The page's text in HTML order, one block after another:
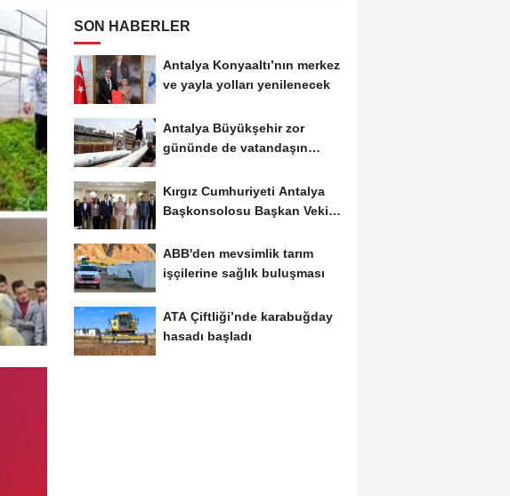
SON HABERLER
Antalya Konyaaltı’nın merkez
ve yayla yolları yenilenecek
Antalya Büyükşehir zor
gününde de vatandaşın
Kırgız Cumhuriyeti Antalya
Başkonsolosu Başkan Vekili
ABB'den mevsimlik tarım
işçilerine sağlık buluşması
ATA Çiftliği’nde karabuğday
hasadı başladı